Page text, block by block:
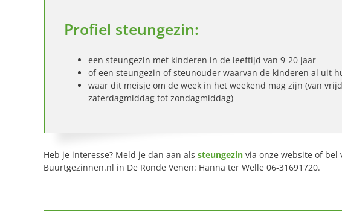
Profiel steungezin:
een steungezin met kinderen in de leeftijd van 9-20 jaar
of een steungezin of steunouder waarvan de kinderen al uit
waar dit meisje om de week in het weekend mag zijn (van
zaterdagmiddag tot zondagmiddag)
Heb je interesse? Meld je dan aan als steungezin via onze website of
Buurtgezinnen.nl in De Ronde Venen: Hanna ter Welle 06-31691720.